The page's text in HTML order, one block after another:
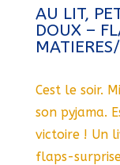
AU LIT,
DOUX –
Cest le soir.
son pyjama.
victoire ! Un
flaps-